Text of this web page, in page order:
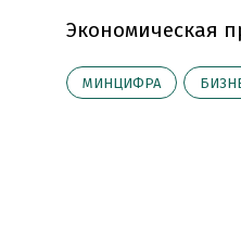
Экономическая
МИНЦИФРА